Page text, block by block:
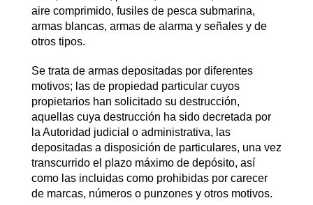
aire comprimido, fusiles de pesca submarina,
armas blancas, armas de alarma y señales y de
otros tipos.
Se trata de armas depositadas por diferentes
motivos; las de propiedad particular cuyos
propietarios han solicitado su destrucción,
aquellas cuya destrucción ha sido decretada por
la Autoridad judicial o administrativa, las
depositadas a disposición de particulares, una vez
transcurrido el plazo máximo de depósito, así
como las incluidas como prohibidas por carecer
de marcas, números o punzones y otros motivos.